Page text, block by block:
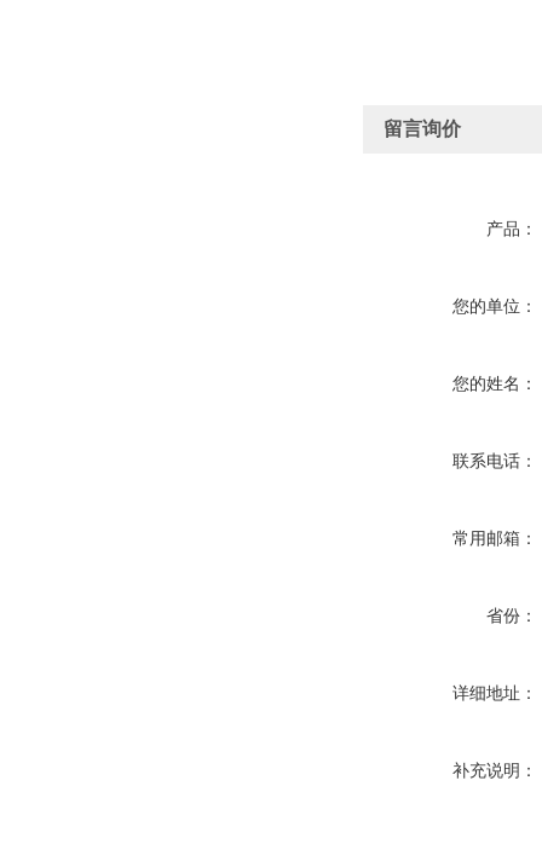
留言询价
产品：
您的单位：
您的姓名：
联系电话：
常用邮箱：
省份：
详细地址：
补充说明：